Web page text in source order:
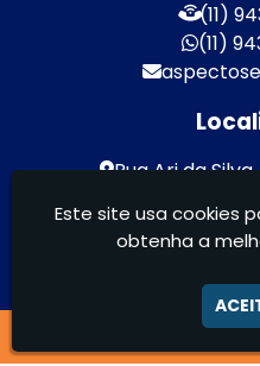
(11)
(11)
Rua Ari da
Aspecto
Este site usa cookies
obtenha a